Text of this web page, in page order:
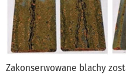
Zakonserwowane blachy